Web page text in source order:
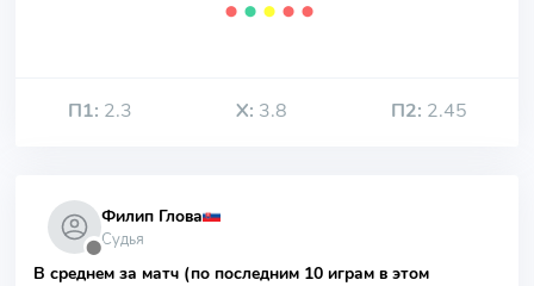
⬤ ⬤ ⬤ ⬤ ⬤
П1: 2.3 Х: 3.8 П2: 2.45
⬤
Филип Глова
Судья
В среднем за матч (по последним 10 играм в этом